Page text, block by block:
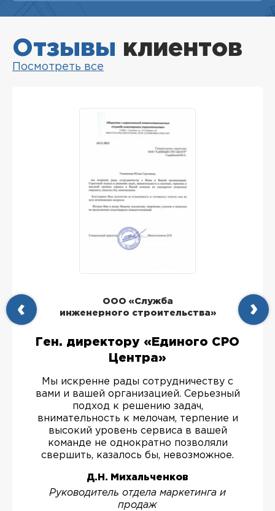
Отзывы клиентов
Посмотреть все
ООО «Служба
инженерного строительства»
Ген. директору «Единого СРО
Центра»
Мы искренне рады сотрудничеству с
вами и вашей организацией. Серьезный
подход к решению задач,
внимательность к мелочам, терпение и
высокий уровень сервиса в вашей
команде не однократно позволяли
свершить, казалось бы, невозможное.
Д.Н. Михальченков
Руководитель отдела маркетинга и
продаж